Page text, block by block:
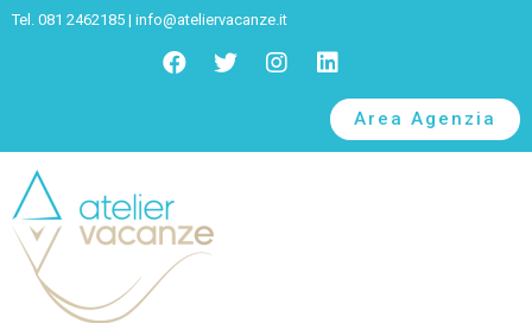
Tel. 081 2462185 | info@ateliervacanze.it
Area Agenzia